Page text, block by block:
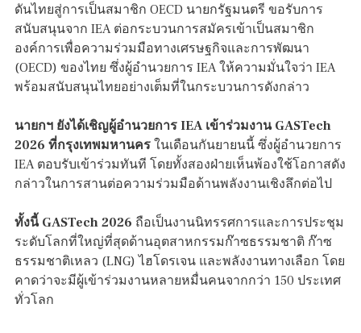
ดันไทยสู่การเป็นสมาชิก OECD นายกรัฐมนตรี ขอรับการ
สนับสนุนจาก IEA ต่อกระบวนการสมัครเข้าเป็นสมาชิก
องค์การเพื่อความร่วมมือทางเศรษฐกิจและการพัฒนา
(OECD) ของไทย ซึ่งผู้อำนวยการ IEA ให้ความมั่นใจว่า IEA
พร้อมสนับสนุนไทยอย่างเต็มที่ในกระบวนการดังกล่าว
นายกฯ ยังได้เชิญผู้อำนวยการ IEA เข้าร่วมงาน GASTech
2026 ที่กรุงเทพมหานคร ในเดือนกันยายนนี้ ซึ่งผู้อำนวยการ
IEA ตอบรับเข้าร่วมทันที โดยทั้งสองฝ่ายเห็นพ้องใช้โอกาสดัง
กล่าวในการสานต่อความร่วมมือด้านพลังงานเชิงลึกต่อไป
ทั้งนี้ GASTech 2026 ถือเป็นงานนิทรรศการและการประชุม
ระดับโลกที่ใหญ่ที่สุดด้านอุตสาหกรรมก๊าซธรรมชาติ ก๊าซ
ธรรมชาติเหลว (LNG) ไฮโดรเจน และพลังงานทางเลือก โดย
คาดว่าจะมีผู้เข้าร่วมงานหลายหมื่นคนจากกว่า 150 ประเทศ
ทั่วโลก